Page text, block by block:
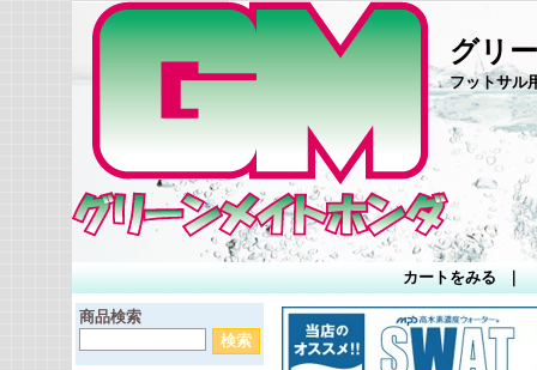
グリ
フットサル
カートをみる
商品検索